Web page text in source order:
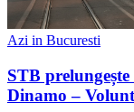
Azi in Bucuresti
STB
Dinamo –